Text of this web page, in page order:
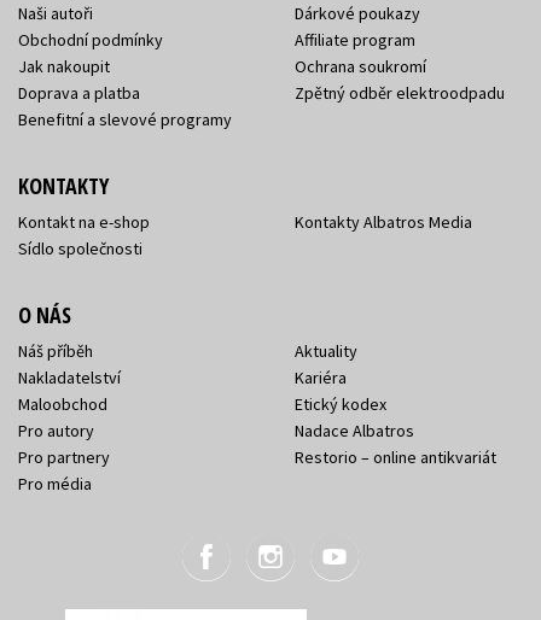
Naši autoři
Obchodní podmínky
Jak nakoupit
Doprava a platba
Benefitní a slevové programy
Dárkové poukazy
Affiliate program
Ochrana soukromí
Zpětný odběr elektroodpadu
KONTAKTY
Kontakt na e-shop
Sídlo společnosti
Kontakty Albatros Media
O NÁS
Náš příběh
Nakladatelství
Maloobchod
Pro autory
Pro partnery
Pro média
Aktuality
Kariéra
Etický kodex
Nadace Albatros
Restorio – online antikvariát